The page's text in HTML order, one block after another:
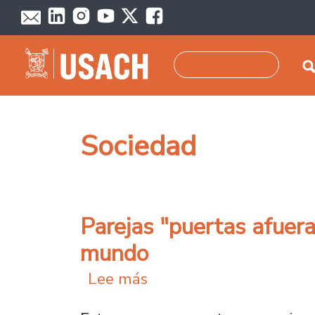
Pasar al contenido principal
Sociedad
Parejas "puertas
mundo
Lee más